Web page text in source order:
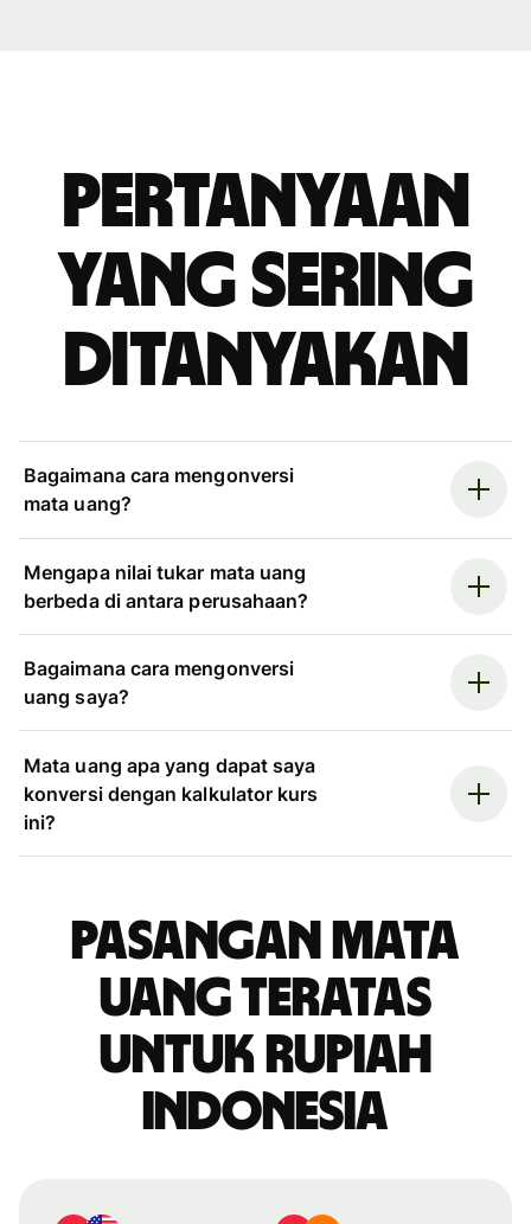
Pertanyaan
yang sering
ditanyakan
Bagaimana cara mengonversi
mata uang?
Mengapa nilai tukar mata uang
berbeda di antara perusahaan?
Bagaimana cara mengonversi
uang saya?
Mata uang apa yang dapat saya
konversi dengan kalkulator kurs
ini?
Pasangan mata
uang teratas
untuk rupiah
Indonesia